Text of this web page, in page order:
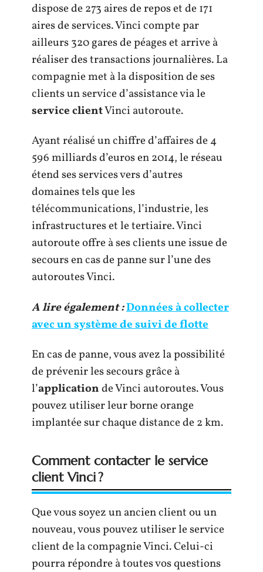
dispose de 273 aires de repos et de 171
aires de services. Vinci compte par
ailleurs 320 gares de péages et arrive à
réaliser des transactions journalières. La
compagnie met à la disposition de ses
clients un service d’assistance via le
service clientVinci autoroute.
Ayant réalisé un chiffre d’affaires de 4
596 milliards d’euros en 2014, le réseau
étend ses services vers d’autres
domaines tels que les
télécommunications, l’industrie, les
infrastructures et le tertiaire. Vinci
autoroute offre à ses clients une issue de
secours en cas de panne sur l’une des
autoroutes Vinci.
A lire également :Données à collecter
avec un système de suivi de flotte
En cas de panne, vous avez la possibilité
de prévenir les secours grâce à
l’applicationde Vinci autoroutes. Vous
pouvez utiliser leur borne orange
implantée sur chaque distance de 2 km.
Comment contacter le service
client Vinci ?
Que vous soyez un ancien client ou un
nouveau, vous pouvez utiliser le service
client de la compagnie Vinci. Celui-ci
pourra répondre à toutes vos questions